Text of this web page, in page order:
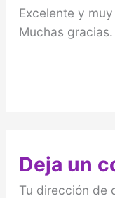
Excelente y
Muchas
Deja un
Tu dirección de